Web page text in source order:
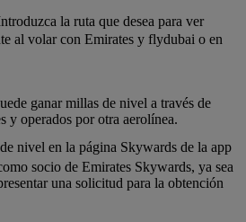
la ruta que desea para ver
al volar con Emirates y flydubai o en
nivel en la página Skywards de la app
ganar millas de nivel a través de
y operados por otra aerolínea.
socio de Emirates Skywards, ya sea
una solicitud para la obtención